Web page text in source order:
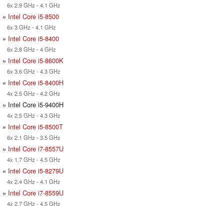
6x 2.9 GHz - 4.1 GHz
» Intel Core i5-8500
6x 3 GHz - 4.1 GHz
» Intel Core i5-8400
6x 2.8 GHz - 4 GHz
» Intel Core i5-8600K
6x 3.6 GHz - 4.3 GHz
» Intel Core i5-8400H
4x 2.5 GHz - 4.2 GHz
» Intel Core i5-9400H
4x 2.5 GHz - 4.3 GHz
» Intel Core i5-8500T
6x 2.1 GHz - 3.5 GHz
» Intel Core i7-8557U
4x 1.7 GHz - 4.5 GHz
» Intel Core i5-8279U
4x 2.4 GHz - 4.1 GHz
» Intel Core i7-8559U
4x 2.7 GHz - 4.5 GHz